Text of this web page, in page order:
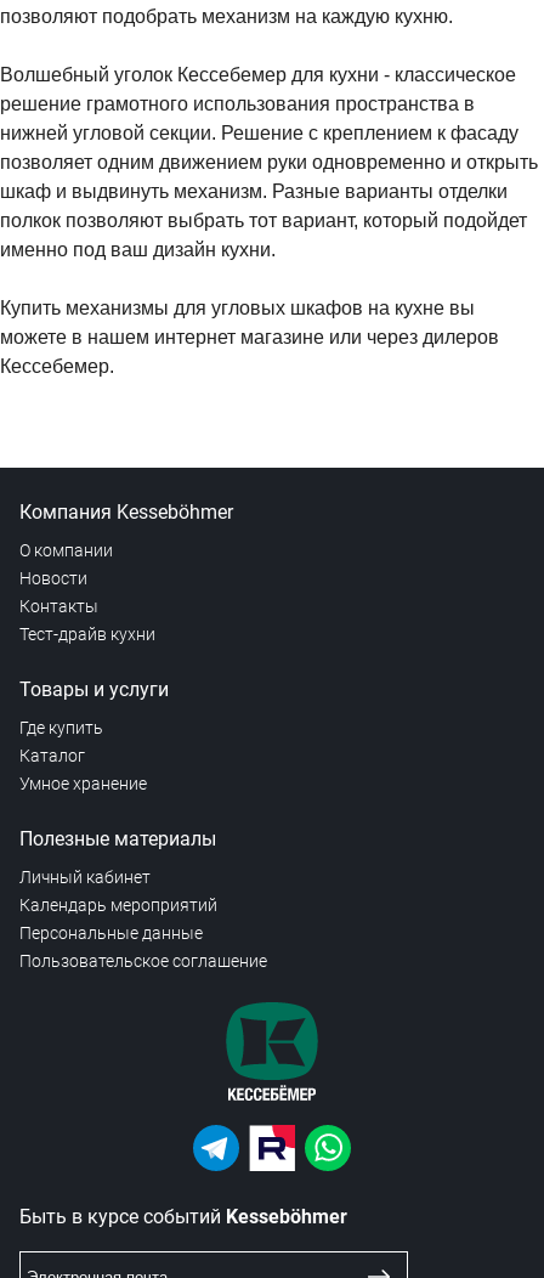
позволяют подобрать механизм на каждую кухню.
Волшебный уголок Кессебемер для кухни - классическое
решение грамотного использования пространства в
нижней угловой секции. Решение с креплением к фасаду
позволяет одним движением руки одновременно и открыть
шкаф и выдвинуть механизм. Разные варианты отделки
полкок позволяют выбрать тот вариант, который подойдет
именно под ваш дизайн кухни.
Купить механизмы для угловых шкафов на кухне вы
можете в нашем интернет магазине или через дилеров
Кессебемер.
Компания Kesseböhmer
О компании
Новости
Контакты
Тест-драйв кухни
Товары и услуги
Где купить
Каталог
Умное хранение
Полезные материалы
Личный кабинет
Календарь мероприятий
Персональные данные
Пользовательское соглашение
Быть в курсе событий Kesseböhmer